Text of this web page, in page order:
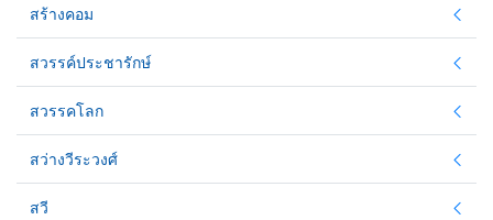
สร้างคอม
สวรรค์ประชารักษ์
สวรรคโลก
สว่างวีระวงศ์
สวี